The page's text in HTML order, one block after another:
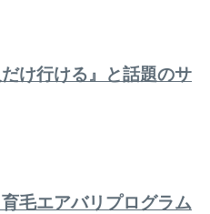
だけ行ける』と話題のサ
毛エアバリプログラム